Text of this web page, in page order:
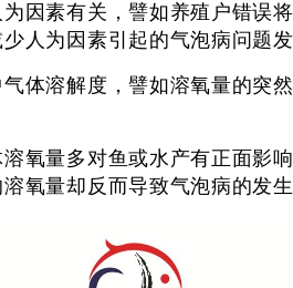
因素有关，譬如养殖户错误
人为因素引起的气泡病问题发
体溶解度，譬如溶氧量的突
氧量多对鱼或水产有正面影
氧量却反而导致气泡病的发生